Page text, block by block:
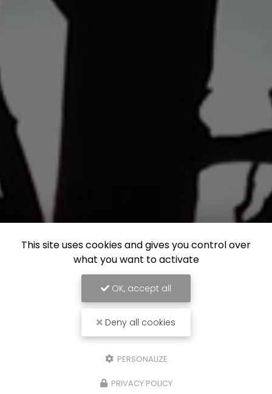
This site uses cookies and gives you control over
what you want to activate
OK, accept all
Deny all cookies
PERSONALIZE
PRIVACY POLICY